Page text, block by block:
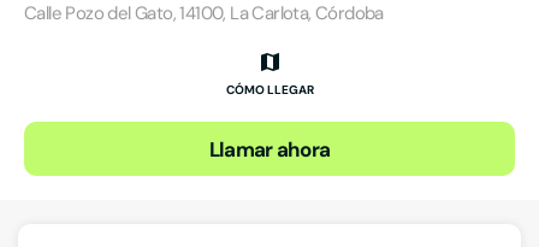
Calle Pozo del Gato, 14100, La Carlota, Córdoba
CÓMO LLEGAR
Llamar ahora